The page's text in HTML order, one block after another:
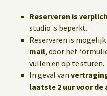
Reserveren is
studio is beperkt.
Reserveren is mogelijk
mail, door het
vullen en op te sturen.
In geval van
laatste 2 uur voor de